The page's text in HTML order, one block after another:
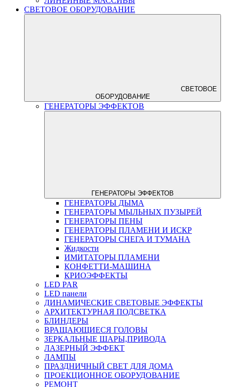
СВЕТОВОЕ ОБОРУДОВАНИЕ
СВЕТОВОЕ
ОБОРУДОВАНИЕ
ГЕНЕРАТОРЫ ЭФФЕКТОВ
ГЕНЕРАТОРЫ ЭФФЕКТОВ
ГЕНЕРАТОРЫ ДЫМА
ГЕНЕРАТОРЫ МЫЛЬНЫХ ПУЗЫРЕЙ
ГЕНЕРАТОРЫ ПЕНЫ
ГЕНЕРАТОРЫ ПЛАМЕНИ И ИСКР
ГЕНЕРАТОРЫ СНЕГА И ТУМАНА
Жидкости
ИМИТАТОРЫ ПЛАМЕНИ
КОНФЕТТИ-МАШИНА
КРИОЭФФЕКТЫ
LED PAR
LED панели
ДИНАМИЧЕСКИЕ СВЕТОВЫЕ ЭФФЕКТЫ
АРХИТЕКТУРНАЯ ПОДСВЕТКА
БЛИНДЕРЫ
ВРАЩАЮЩИЕСЯ ГОЛОВЫ
ЗЕРКАЛЬНЫЕ ШАРЫ,ПРИВОДА
ЛАЗЕРНЫЙ ЭФФЕКТ
ЛАМПЫ
ПРАЗДНИЧНЫЙ СВЕТ ДЛЯ ДОМА
ПРОЕКЦИОННОЕ ОБОРУДОВАНИЕ
РЕМОНТ